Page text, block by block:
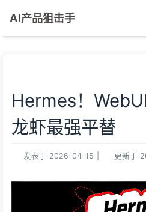
AI产品狙击手
Hermes！
龙虾最强平替
发表于 2026-04-15 更新于